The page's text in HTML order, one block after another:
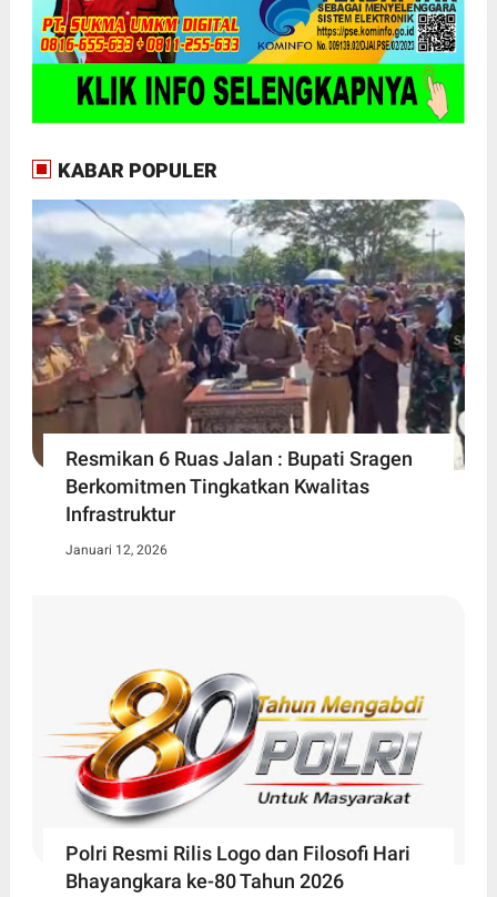
KABAR POPULER
Resmikan 6 Ruas Jalan : Bupati Sragen
Berkomitmen Tingkatkan Kwalitas
Infrastruktur
Januari 12, 2026
Polri Resmi Rilis Logo dan Filosofi Hari
Bhayangkara ke-80 Tahun 2026